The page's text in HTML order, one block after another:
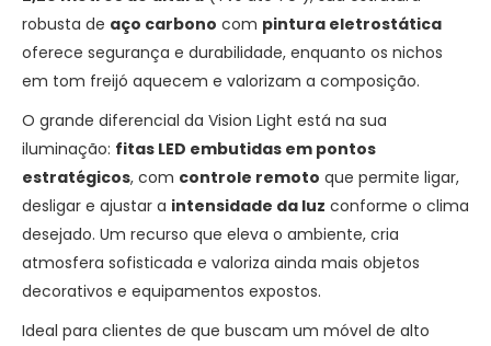
robusta de aço carbono com pintura eletrostática
oferece segurança e durabilidade, enquanto os nichos
em tom freijó aquecem e valorizam a composição.
O grande diferencial da Vision Light está na sua
iluminação: fitas LED embutidas em pontos
estratégicos, com controle remoto que permite ligar,
desligar e ajustar a intensidade da luz conforme o clima
desejado. Um recurso que eleva o ambiente, cria
atmosfera sofisticada e valoriza ainda mais objetos
decorativos e equipamentos expostos.
Ideal para clientes de que buscam um móvel de alto